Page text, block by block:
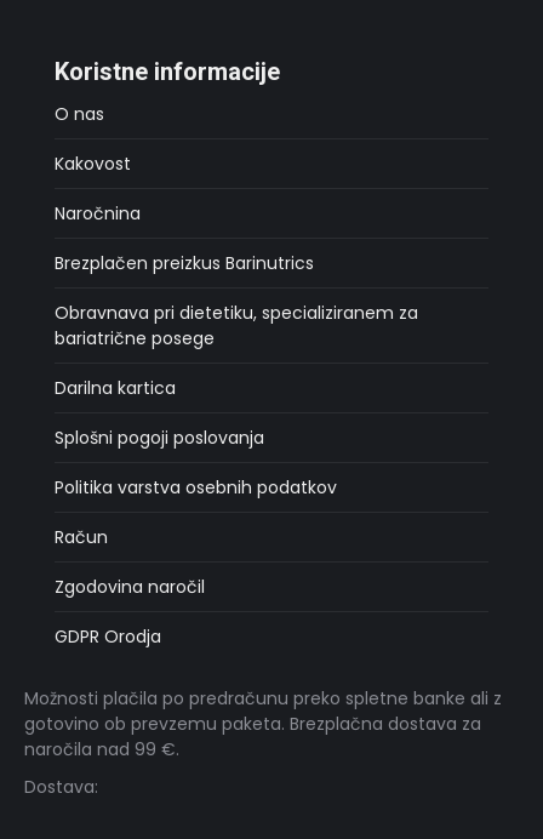
Koristne informacije
O nas
Kakovost
Naročnina
Brezplačen preizkus Barinutrics
Obravnava pri dietetiku, specializiranem za
bariatrične posege
Darilna kartica
Splošni pogoji poslovanja
Politika varstva osebnih podatkov
Račun
Zgodovina naročil
GDPR Orodja
Možnosti plačila po predračunu preko spletne banke ali z
gotovino ob prevzemu paketa. Brezplačna dostava za
naročila nad 99 €.
Dostava: